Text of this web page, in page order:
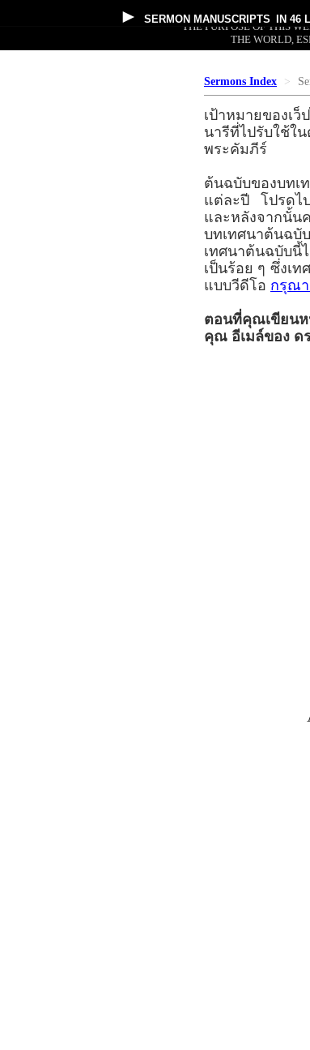
► SERMON MANUSCRIPTS IN 46
THE PURPOSE OF THIS
THE WORLD,
Sermons Index
เป้าหมายของเ
นารีที่ไปรับใช้ใ
พระคัมภีร์
ต้นฉบับของบทเ
แต่ละปี โปรดไ
และหลังจากนั้นค
บทเทศนาต้นฉบั
เทศนาต้นฉบับนี้
เป็นร้อย ๆ ซึ่งเ
แบบวีดีโอ กรุณา
ตอนที่คุณเขียนห
คุณ อีเมล์ของ ด